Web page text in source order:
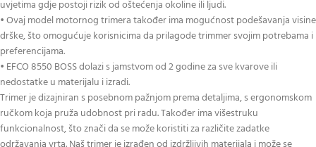
uvjetima gdje postoji rizik od oštećenja okoline ili ljudi.
• Ovaj model motornog trimera također ima mogućnost podešavanja visine
drške, što omogućuje korisnicima da prilagode trimmer svojim potrebama i
preferencijama.
• EFCO 8550 BOSS dolazi s jamstvom od 2 godine za sve kvarove ili
nedostatke u materijalu i izradi.
Trimer je dizajniran s posebnom pažnjom prema detaljima, s ergonomskom
ručkom koja pruža udobnost pri radu. Također ima višestruku
funkcionalnost, što znači da se može koristiti za različite zadatke